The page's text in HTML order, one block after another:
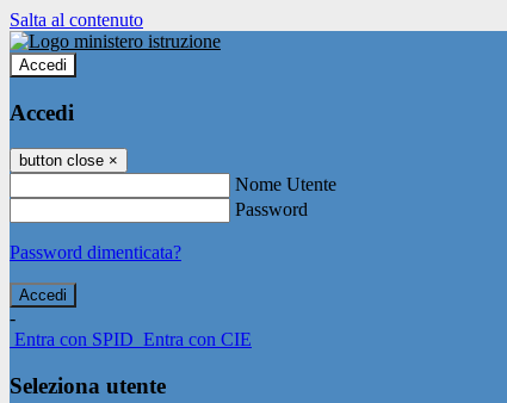
Salta al contenuto
Accedi
Accedi
button close ×
Nome Utente
Password
Password dimenticata?
-
Entra con SPID Entra con CIE
Seleziona utente